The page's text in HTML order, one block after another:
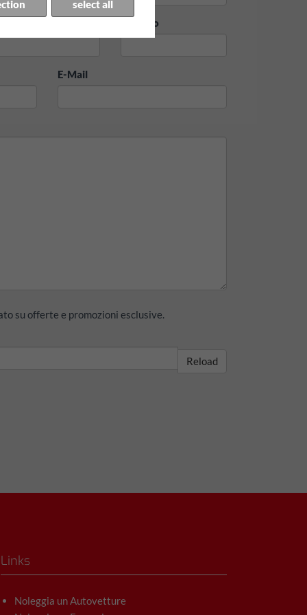
Via + no
E-Mail
su offerte e promozioni esclusive.
Reload
Links
Noleggia un Autovetture
select all